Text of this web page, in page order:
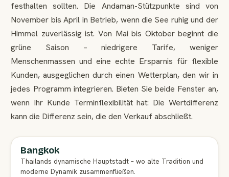
festhalten sollten. Die Andaman-Stützpunkte sind von
November bis April in Betrieb, wenn die See ruhig und der
Himmel zuverlässig ist. Von Mai bis Oktober beginnt die
grüne Saison – niedrigere Tarife, weniger
Menschenmassen und eine echte Ersparnis für flexible
Kunden, ausgeglichen durch einen Wetterplan, den wir in
jedes Programm integrieren. Bieten Sie beide Fenster an,
wenn Ihr Kunde Terminflexibilität hat: Die Wertdifferenz
kann die Differenz sein, die den Verkauf abschließt.
VOLLSTÄNDIGER LEITFADEN FÜR AGENTEN
Bangkok
Thailands dynamische Hauptstadt – wo alte Tradition und
moderne Dynamik zusammenfließen.